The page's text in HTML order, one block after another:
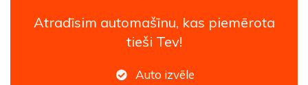
Atradīsim automašīnu, kas piemērota
tieši Tev!
Auto izvēle